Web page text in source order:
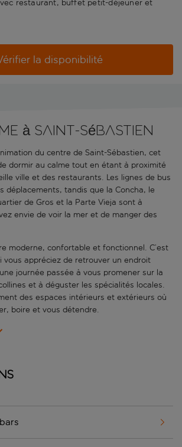
restaurant, buffet petit-déjeuner et
la disponibilité
à Saint-Sébastien
du centre de Saint-Sébastien, cet
dormir au calme tout en étant à proximité
ville et des restaurants. Les lignes de bus
déplacements, tandis que la Concha, le
de Gros et la Parte Vieja sont à
envie de voir la mer et de manger des
moderne, confortable et fonctionnel. C’est
vous appréciez de retrouver un endroit
journée passée à vous promener sur la
et à déguster les spécialités locales.
des espaces intérieurs et extérieurs où
boire et vous détendre.